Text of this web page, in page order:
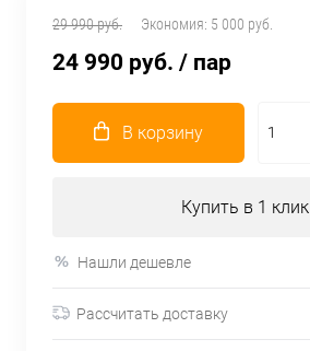
29 990 руб. Экономия: 5 000 руб.
24 990 руб. / пар
В корзину
Купить в 1 клик
Нашли дешевле
Рассчитать доставку